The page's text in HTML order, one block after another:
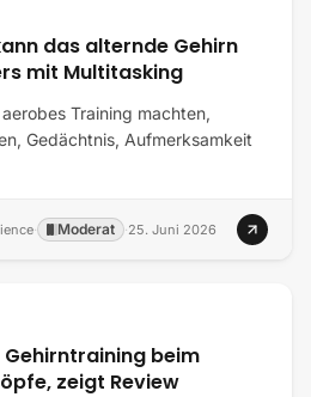
das alternde Gehirn
mit Multitasking
Training machten,
Gedächtnis, Aufmerksamkeit
· Moderat ·25. Juni 2026
beim
zeigt Review